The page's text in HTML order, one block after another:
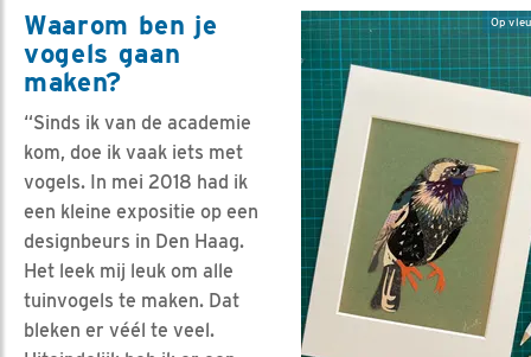
Op
Waarom ben je
vogels gaan
maken?
“Sinds ik van de academie
kom, doe ik vaak iets met
vogels. In mei 2018 had ik
een kleine expositie op een
designbeurs in Den Haag.
Het leek mij leuk om alle
tuinvogels te maken. Dat
bleken er véél te veel.